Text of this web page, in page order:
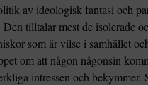
av ideologisk fantasi och
tilltalar mest de isolerade
som är vilse i samhället
om att någon någonsin
intressen och bekymmer.